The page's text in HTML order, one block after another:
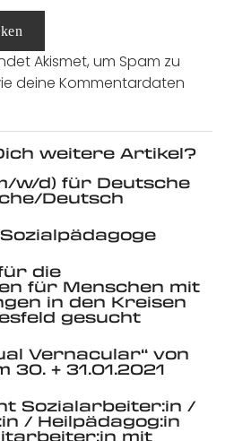
Akismet, um Spam zu
deine Kommentardaten
weitere Artikel?
w/d) für Deutsche
Deutsch
die
für Menschen mit
in den Kreisen
gesucht
Vernacular“ von
30. + 31.01.2021
Sozialarbeiter:in /
/ Heilpädagog:in
mit